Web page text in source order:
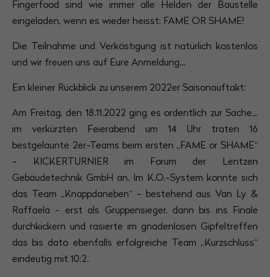
About us
Lorem ipsum dolor sit amet, consectetuer
adipiscing elit.
Aenean commodo ligula eget dolor. Aenean
massa. Cum sociis natoque penatibus et magnis
dis parturient montes, nascetur ridiculus mus.
Donec quam felis, ultricies nec.
Fingerfood sind wie immer alle Helden der Baustelle
eingeladen, wenn es wieder heisst: FAME OR SHAME!
Die Teilnahme und Verköstigung ist natürlich kostenlos
und wir freuen uns auf Eure Anmeldung...
Ein kleiner Rückblick zu unserem 2022er Saisonauftakt:
Am Freitag, den 18.11.2022 ging es ordentlich zur Sache…
im verkürzten Feierabend um 14 Uhr traten 16
bestgelaunte 2er-Teams beim ersten „FAME or SHAME“
- KICKERTURNIER im Forum der Lentzen
Gebäudetechnik GmbH an. Im K.O.-System konnte sich
das Team „Knappdaneben“ - bestehend aus Van Ly &
Raffaela - erst als Gruppensieger, dann bis ins Finale
durchkickern und rasierte im gnadenlosen Gipfeltreffen
das bis dato ebenfalls erfolgreiche Team „Kurzschluss“
eindeutig mit 10:2.